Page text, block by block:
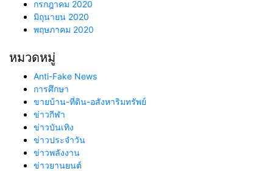
กรกฎาคม 2020
มิถุนายน 2020
พฤษภาคม 2020
หมวดหมู่
Anti-Fake News
การศึกษา
ขายบ้าน-ที่ดิน-อสังหาริมทรัพย์
ข่าวกีฬา
ข่าวบันเทิง
ข่าวประจำวัน
ข่าวพลังงาน
ข่าวยานยนต์